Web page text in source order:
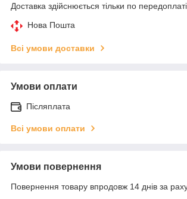
Доставка здійснюється тільки по передоплаті.
Нова Пошта
Всі умови доставки
Умови оплати
Післяплата
Всі умови оплати
Умови повернення
Повернення товару впродовж 14 днів за